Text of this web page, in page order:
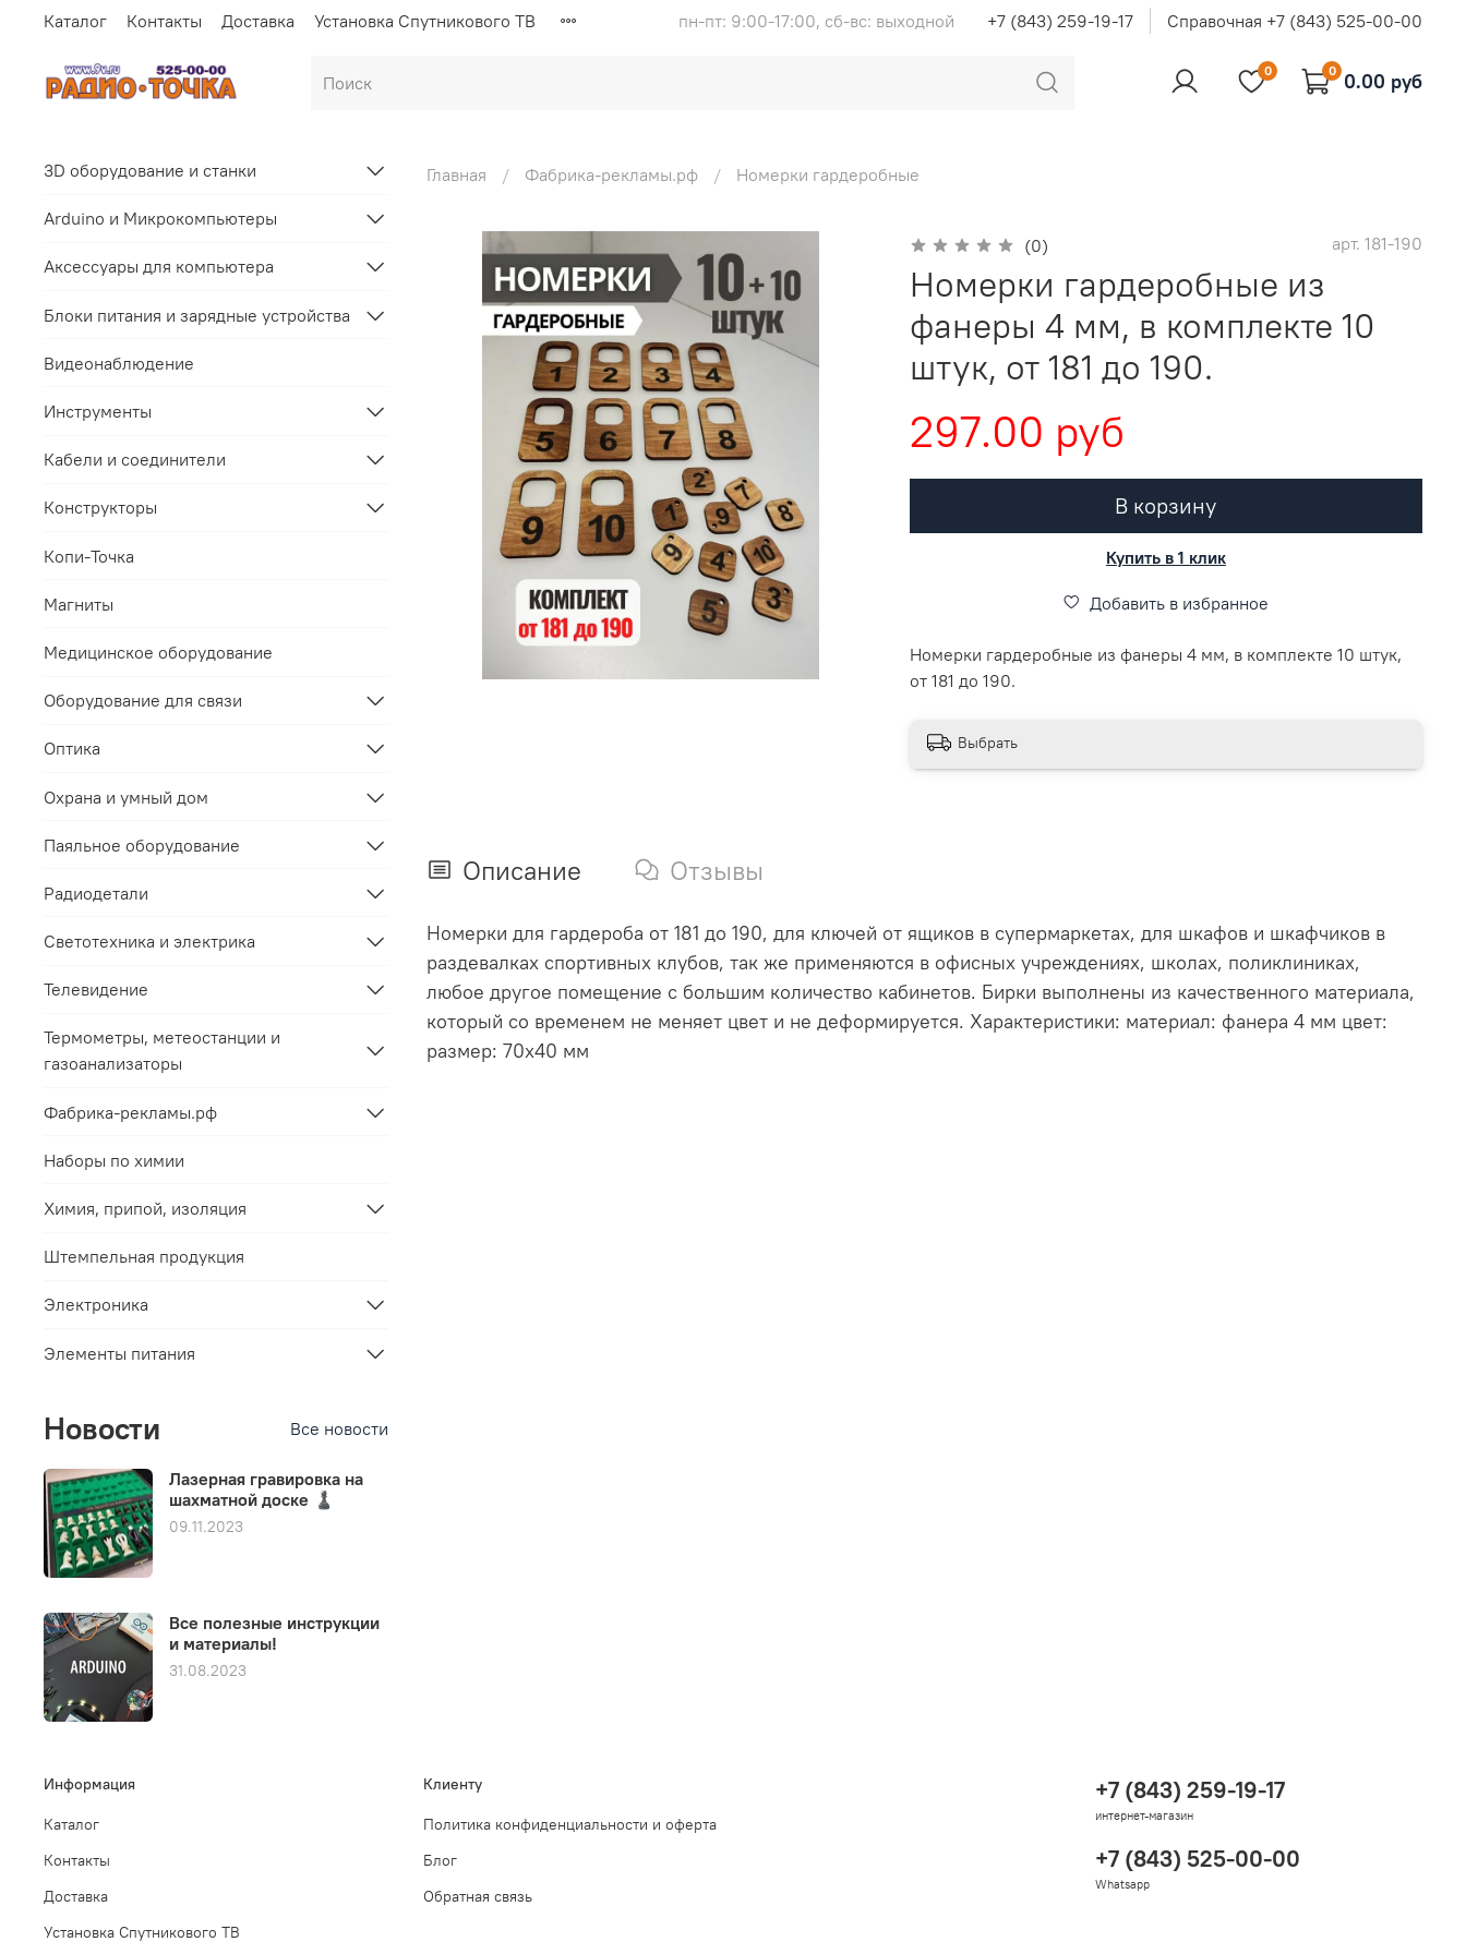
Каталог Контакты Доставка Установка Спутникового ТВ пн-пт: 9:00-17:00, сб-вс: выходной +7 (843) 259-19-17 Справочная +7 (843) 525-00-00
0 0 0.00 руб
Главная Фабрика-рекламы.рф Номерки гардеробные
(0) арт. 181-190
Номерки гардеробные из
фанеры 4 мм, в комплекте 10
штук, от 181 до 190.
297.00 руб
В корзину
Купить в 1 клик
Добавить в избранное
Номерки гардеробные из фанеры 4 мм, в комплекте 10 штук,
от 181 до 190.
Выбрать
Описание Отзывы
Номерки для гардероба от 181 до 190, для ключей от ящиков в супермаркетах, для шкафов и шкафчиков в
раздевалках спортивных клубов, так же применяются в офисных учреждениях, школах, поликлиниках,
любое другое помещение с большим количество кабинетов. Бирки выполнены из качественного материала,
который со временем не меняет цвет и не деформируется. Характеристики: материал: фанера 4 мм цвет:
размер: 70х40 мм
3D оборудование и станки
Arduino и Микрокомпьютеры
Аксессуары для компьютера
Блоки питания и зарядные устройства
Видеонаблюдение
Инструменты
Кабели и соединители
Конструкторы
Копи-Точка
Магниты
Медицинское оборудование
Оборудование для связи
Оптика
Охрана и умный дом
Паяльное оборудование
Радиодетали
Светотехника и электрика
Телевидение
Термометры, метеостанции и
газоанализаторы
Фабрика-рекламы.рф
Наборы по химии
Химия, припой, изоляция
Штемпельная продукция
Электроника
Элементы питания
Новости Все новости
Лазерная гравировка на
шахматной доске ♟️
09.11.2023
Все полезные инструкции
и материалы!
31.08.2023
Информация
Каталог
Контакты
Доставка
Установка Спутникового ТВ
Клиенту
Политика конфиденциальности и оферта
Блог
Обратная связь
+7 (843) 259-19-17
интернет-магазин
+7 (843) 525-00-00
Whatsapp